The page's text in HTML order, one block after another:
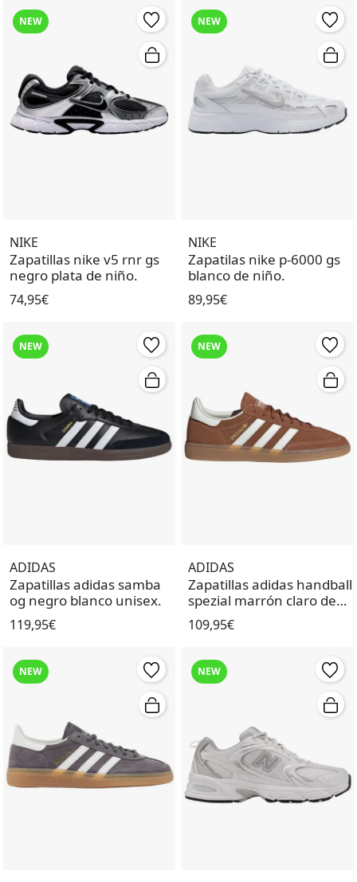
NEW
NIKE
Zapatillas nike v5 rnr gs
negro plata de niño.
74,95€
NEW
NIKE
Zapatilas nike p-6000 gs
blanco de niño.
89,95€
NEW
ADIDAS
Zapatillas adidas samba
og negro blanco unisex.
119,95€
NEW
ADIDAS
Zapatillas adidas handball
spezial marrón claro de
mujer.
109,95€
NEW NEW